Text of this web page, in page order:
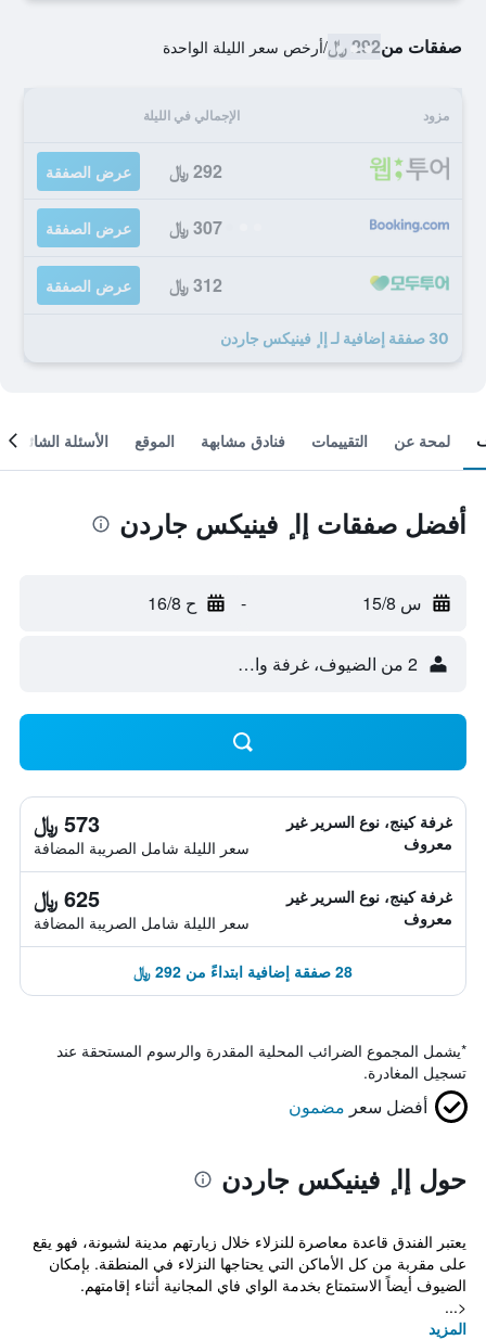
صفقات من292 ﷼ /أرخص سعر الليلة الواحدة
مزود الإجمالي في الليلة
292 ﷼ عرض الصفقة
307 ﷼ عرض الصفقة
312 ﷼ عرض الصفقة
30 صفقة إضافية لـ إا ٕ فينيكس جاردن
لمحة عن التقييمات فنادق مشابهة الموقع الأسئلة الشائعة
أفضل صفقات إا ٕ فينيكس جاردن
س 15/8 - ح 16/8
2 من الضيوف، غرفة واحدة
غرفة كينج، نوع السرير غير
معروف
573 ﷼
سعر الليلة شامل الصريبة المضافة
غرفة كينج، نوع السرير غير
معروف
625 ﷼
سعر الليلة شامل الصريبة المضافة
28 صفقة إضافية ابتداءً من 292 ﷼
*يشمل المجموع الضرائب المحلية المقدرة والرسوم المستحقة عند
تسجيل المغادرة.
أفضل سعر مضمون
حول إا ٕ فينيكس جاردن
يعتبر الفندق قاعدة معاصرة للنزلاء خلال زيارتهم مدينة لشبونة، فهو يقع
على مقربة من كل الأماكن التي يحتاجها النزلاء في المنطقة. بإمكان
الضيوف أيضاً الاستمتاع بخدمة الواي فاي المجانية أثناء إقامتهم.
<...
المزيد